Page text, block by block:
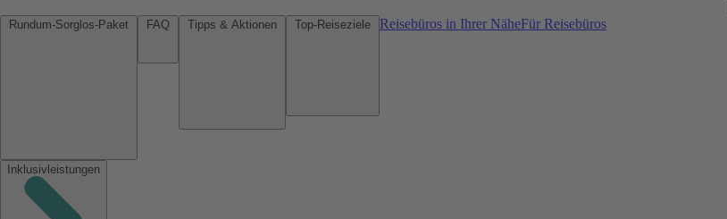
Reisebüros in Ihrer NäheFür Reisebüros
Inklusivleistungen